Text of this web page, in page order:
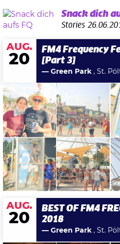
Snack dich
Stories
AUG.
20
FM4 Frequency
[Part 3]
— Green Park , St.
AUG.
20
BEST OF FM4
2018
— Green Park , St.